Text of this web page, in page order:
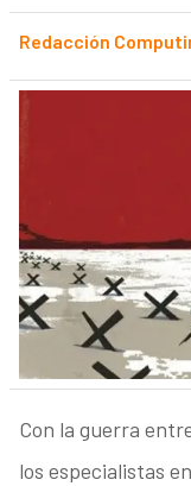
Redacción
Con la guerra
los especialistas